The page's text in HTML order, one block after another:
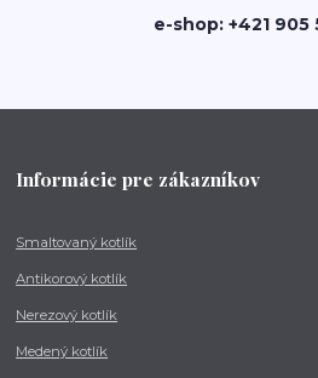
e-shop: +421 905
Informácie pre zákazníkov
Smaltovaný kotlík
Antikorový kotlík
Nerezový kotlík
Medený kotlík